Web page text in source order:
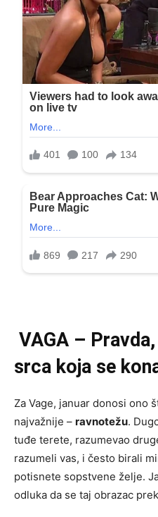
VAGA –
srca koja se
Za Vage, januar donosi ono
najvažnije – ravnotežu.
tuđe terete, razumevao
razumeli vas, i često birali
potisnete sopstvene želje.
odluka da se taj obrazac